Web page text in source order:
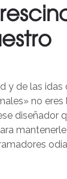
y de las idas
no eres
diseñador